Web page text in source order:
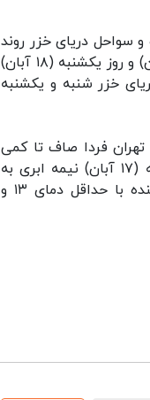
شمال غرب، غرب و سواحل دریای خزر روند
کاهشی دما (۴ تا ۶ درجه) خواهند داشت، گفت: از اواخر وقت شنبه (۱۷ آبان) و روز یکشنبه (۱۸ آبان)
همچنین دریای خزر شنبه و یکشنبه
فردا صاف تا کمی
ابری با حداقل دمای ۱۳ و حداکثر دمای ۲۳ درجه سانتی‌گراد و در روز شنبه (۱۷ آبان) نیمه ابری به
تدریج افزایش ابر در بعضی ساعات وزش باد شدید و احتمال بارش پراکنده با حداقل دمای ۱۳ و